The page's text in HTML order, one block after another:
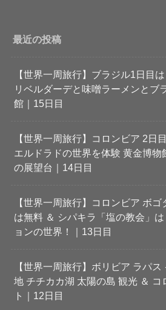
最近の投稿
【世界一周旅行】ブラジル1日目
リベルダーデと味噌ラーメンとブ
館｜15日目
【世界一周旅行】コロンビア 2日
エルドラドの世界を体験 黄金博物
の展望台｜14日目
【世界一周旅行】コロンビア ボ
は無料 ＆ シパキラ「塩の教会」
ョンの世界！｜13日目
【世界一周旅行】ボリビア ラパ
地 チチカカ湖 太陽の島 観光 ＆ コ
ト｜12日目